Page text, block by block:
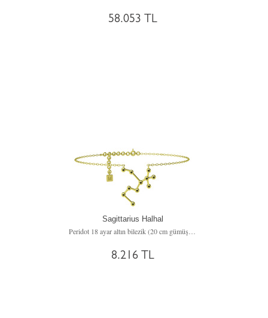
58.053 TL
Sagittarius Halhal
8.216 TL